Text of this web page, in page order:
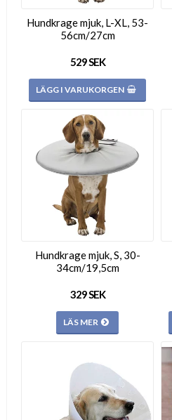
Hundkrage mjuk, L-XL, 53-
56cm/27cm
529 SEK
LÄGG I VARUKORGEN
Hundkrage mjuk, S, 30-
34cm/19,5cm
329 SEK
LÄS MER